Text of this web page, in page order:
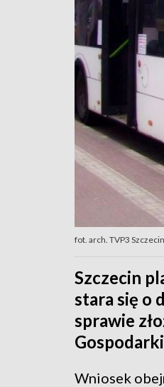
fot. arch. TVP3 Szczecin
Szczecin
stara się o
sprawie
Wniosek